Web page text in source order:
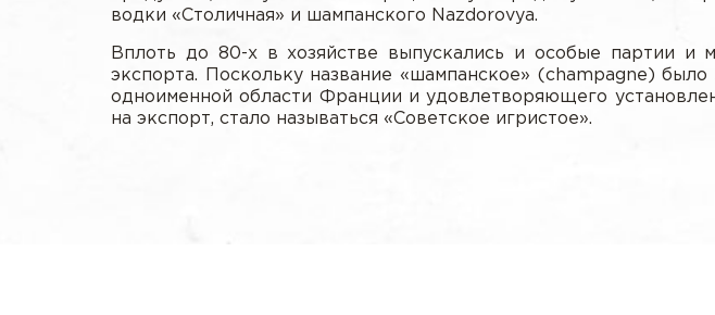
водки «Столичная» и шампанского Nazdorovya.
Вплоть до 80-х в хозяйстве выпускались и особые партии и
экспорта. Поскольку название «шампанское» (champagne)
одноименной области Франции и удовлетворяющего
на экспорт, стало называться «Советское игристое».